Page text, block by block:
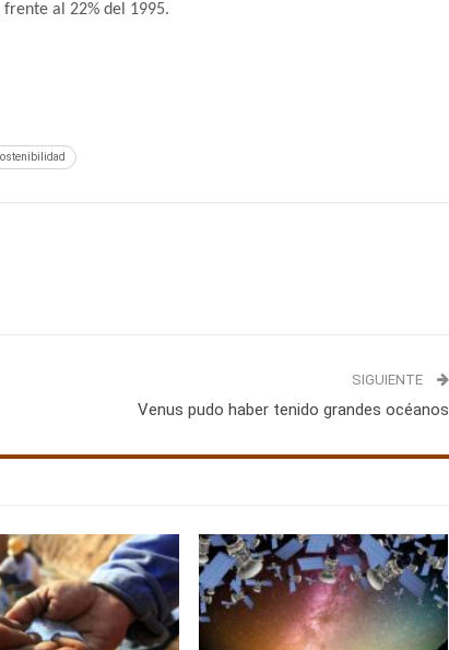
al 22% del 1995.
SIGUIENTE
Venus pudo haber tenido grandes océanos